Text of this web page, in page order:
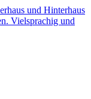
und Hinterhaus
Vielsprachig und